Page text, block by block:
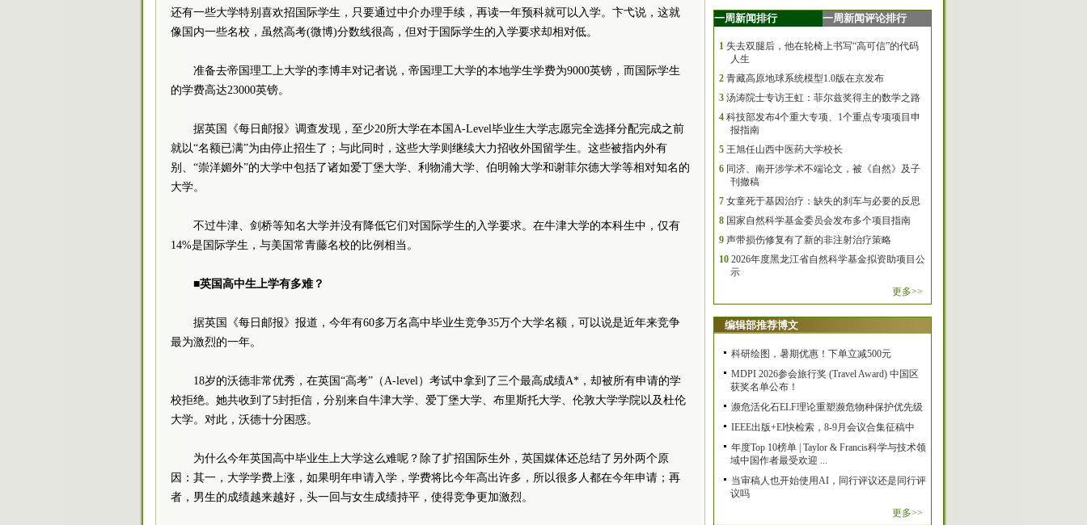
还有一些大学特别喜欢招国际学生，只要通过中介办理手续，再读一年预科就可以入学。卞弋说，这就
像国内一些名校，虽然高考(微博)分数线很高，但对于国际学生的入学要求却相对低。
准备去帝国理工上大学的李博丰对记者说，帝国理工大学的本地学生学费为9000英镑，而国际学生
的学费高达23000英镑。
据英国《每日邮报》调查发现，至少20所大学在本国A-Level毕业生大学志愿完全选择分配完成之前
就以“名额已满”为由停止招生了；与此同时，这些大学则继续大力招收外国留学生。这些被指内外有
别、“崇洋媚外”的大学中包括了诸如爱丁堡大学、利物浦大学、伯明翰大学和谢菲尔德大学等相对知名的
大学。
不过牛津、剑桥等知名大学并没有降低它们对国际学生的入学要求。在牛津大学的本科生中，仅有
14%是国际学生，与美国常青藤名校的比例相当。
■英国高中生上学有多难？
据英国《每日邮报》报道，今年有60多万名高中毕业生竞争35万个大学名额，可以说是近年来竞争
最为激烈的一年。
18岁的沃德非常优秀，在英国“高考”（A-level）考试中拿到了三个最高成绩A*，却被所有申请的学
校拒绝。她共收到了5封拒信，分别来自牛津大学、爱丁堡大学、布里斯托大学、伦敦大学学院以及杜伦
大学。对此，沃德十分困惑。
为什么今年英国高中毕业生上大学这么难呢？除了扩招国际生外，英国媒体还总结了另外两个原
因：其一，大学学费上涨，如果明年申请入学，学费将比今年高出许多，所以很多人都在今年申请；再
者，男生的成绩越来越好，头一回与女生成绩持平，使得竞争更加激烈。
一周新闻排行 一周新闻评论排行
1 失去双腿后，他在轮椅上书写“高可信”的代码
人生
2 青藏高原地球系统模型1.0版在京发布
3 汤涛院士专访王虹：菲尔兹奖得主的数学之路
4 科技部发布4个重大专项、1个重点专项项目申
报指南
5 王旭任山西中医药大学校长
6 同济、南开涉学术不端论文，被《自然》及子
刊撤稿
7 女童死于基因治疗：缺失的刹车与必要的反思
8 国家自然科学基金委员会发布多个项目指南
9 声带损伤修复有了新的非注射治疗策略
10 2026年度黑龙江省自然科学基金拟资助项目公
示
更多>>
编辑部推荐博文
科研绘图，暑期优惠！下单立减500元
MDPI 2026参会旅行奖 (Travel Award) 中国区
获奖名单公布！
濒危活化石ELF理论重塑濒危物种保护优先级
IEEE出版+EI快检索，8-9月会议合集征稿中
年度Top 10榜单 | Taylor & Francis科学与技术领
域中国作者最受欢迎 ...
当审稿人也开始使用AI，同行评议还是同行评
议吗
更多>>